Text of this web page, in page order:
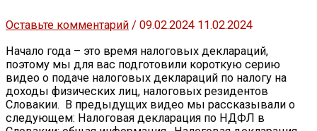
Оставьте комментарий / 09.02.2024 11.02.2024
Начало года – это время налоговых деклараций,
поэтому мы для вас подготовили короткую серию
видео о подаче налоговых деклараций по налогу на
доходы физических лиц, налоговых резидентов
Словакии. В предыдущих видео мы рассказывали о
следующем: Налоговая декларация по НДФЛ в